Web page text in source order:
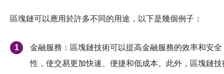
區塊鏈可以應用於許多不同的用途，以下是幾個例子：
金融服務：區塊鏈技術可以提高金融服務的效率和安全
性，使交易更加快速、便捷和低成本。此外，區塊鏈技